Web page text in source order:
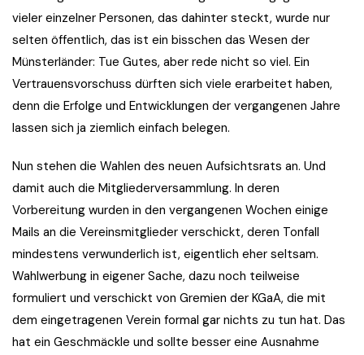
vieler einzelner Personen, das dahinter steckt, wurde nur
selten öffentlich, das ist ein bisschen das Wesen der
Münsterländer: Tue Gutes, aber rede nicht so viel. Ein
Vertrauensvorschuss dürften sich viele erarbeitet haben,
denn die Erfolge und Entwicklungen der vergangenen Jahre
lassen sich ja ziemlich einfach belegen.
Nun stehen die Wahlen des neuen Aufsichtsrats an. Und
damit auch die Mitgliederversammlung. In deren
Vorbereitung wurden in den vergangenen Wochen einige
Mails an die Vereinsmitglieder verschickt, deren Tonfall
mindestens verwunderlich ist, eigentlich eher seltsam.
Wahlwerbung in eigener Sache, dazu noch teilweise
formuliert und verschickt von Gremien der KGaA, die mit
dem eingetragenen Verein formal gar nichts zu tun hat. Das
hat ein Geschmäckle und sollte besser eine Ausnahme